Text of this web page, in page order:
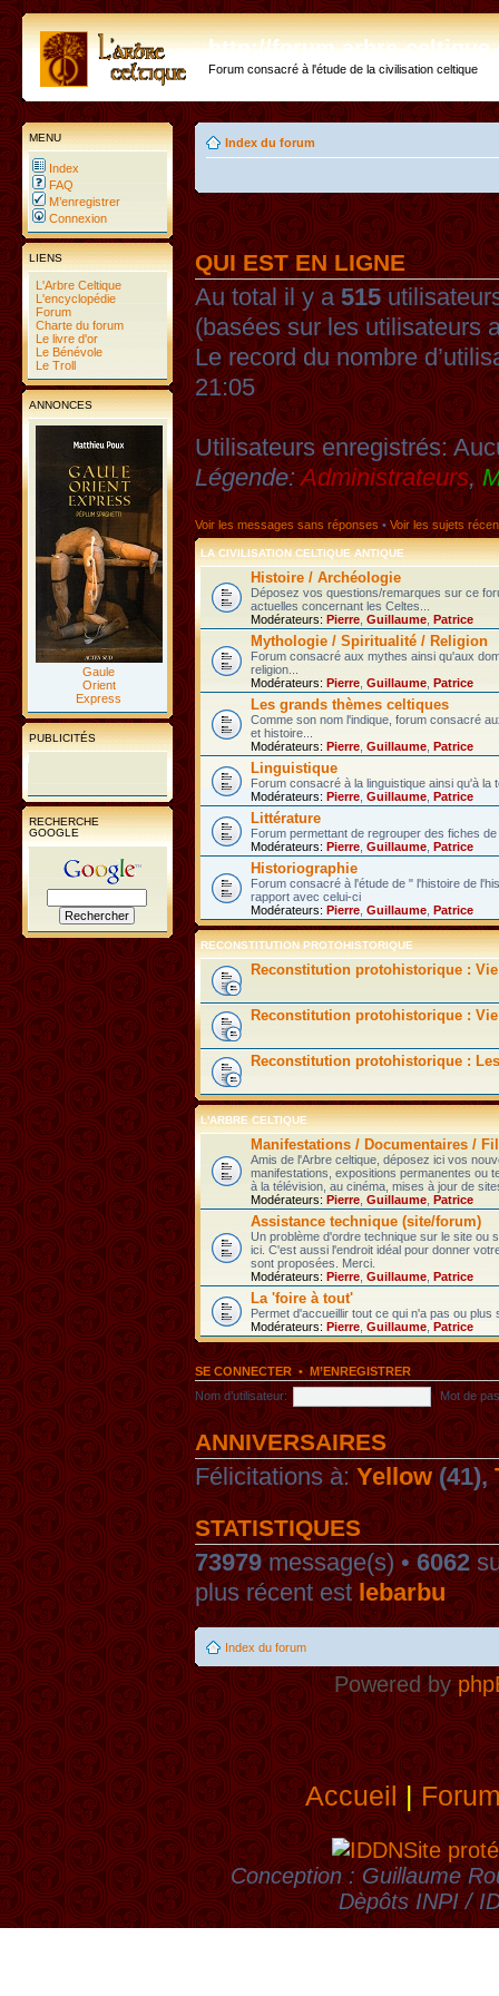
http://forum.arbre-
Forum consacré à l'étude de la civilisation celtique
MENU
Index
FAQ
M’enregistrer
Connexion
LIENS
L'Arbre Celtique
L'encyclopédie
Forum
Charte du forum
Le livre d'or
Le Bénévole
Le Troll
ANNONCES
Gaule
Orient
Express
PUBLICITÉS
RECHERCHE
GOOGLE
Index du forum
QUI EST EN LIGNE
Au total il y a515
(basées sur les utilisateurs
Le record du nombre
21:05
Utilisateurs enregistrés:
Légende:Administrateurs,
Voir les messages sans réponses•Voir les sujets
LA CIVILISATION CELTIQUE ANTIQUE
Histoire / Archéologie
Déposez vos questions/remarques sur ce
actuelles concernant les Celtes...
Modérateurs: Pierre Guillaume Patrice
Mythologie / Spiritualité / Religion
Forum consacré aux mythes ainsi qu'aux
religion...
Modérateurs: Pierre Guillaume Patrice
Les grands thèmes celtiques
Comme son nom l'indique, forum consacré
et histoire...
Modérateurs: Pierre Guillaume Patrice
Linguistique
Forum consacré à la linguistique ainsi qu'à la
Modérateurs: Pierre Guillaume Patrice
Littérature
Forum permettant de regrouper des fiches
Modérateurs: Pierre Guillaume Patrice
Historiographie
Forum consacré à l'étude de " l'histoire de
rapport avec celui-ci
Modérateurs: Pierre Guillaume Patrice
RECONSTITUTION PROTOHISTORIQUE
Reconstitution protohistorique :
Reconstitution protohistorique :
Reconstitution protohistorique :
L'ARBRE CELTIQUE
Manifestations / Documentaires /
Amis de l'Arbre celtique, déposez ici vos
manifestations, expositions permanentes ou
à la télévision, au cinéma, mises à jour de
Modérateurs: Pierre Guillaume Patrice
Assistance technique (site/forum)
Un problème d'ordre technique sur le site ou
ici. C'est aussi l'endroit idéal pour donner
sont proposées. Merci.
Modérateurs: Pierre Guillaume Patrice
La 'foire à tout'
Permet d'accueillir tout ce qui n'a pas ou
Modérateurs: Pierre Guillaume Patrice
SE CONNECTER•M’ENREGISTRER
Nom d’utilisateur:
Mot de
ANNIVERSAIRES
Félicitations à:Yellow(41),
STATISTIQUES
73979message(s) •6062
plus récent estlebarbu
Index du forum
Powered by
Accueil|
Site
Conception : Guillaume
Dèpôts INPI /